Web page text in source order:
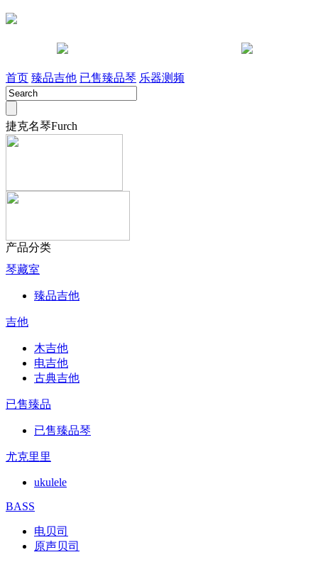
首页 臻品吉他 已售臻品琴 乐器测频
捷克名琴Furch
产品分类
琴藏室
臻品吉他
吉他
木吉他
电吉他
古典吉他
已售臻品
已售臻品琴
尤克里里
ukulele
BASS
电贝司
原声贝司